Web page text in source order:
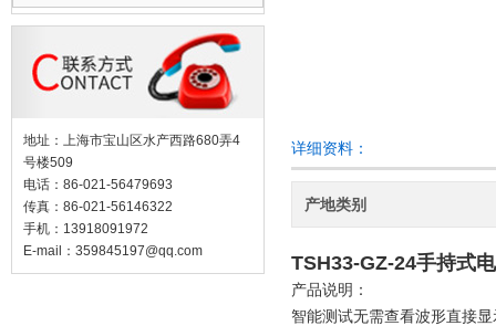
地址：上海市宝山区水产西路680弄4
号楼509
电话：86-021-56479693
传真：86-021-56146322
手机：13918091972
E-mail： 359845197@qq.com
详细资料：
产地类别
TSH33-GZ-24手持式
产品说明：
智能测试无需查看波形直接